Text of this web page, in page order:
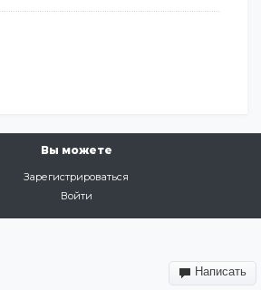
Вы можете
Зарегистрироваться
Войти
Написать